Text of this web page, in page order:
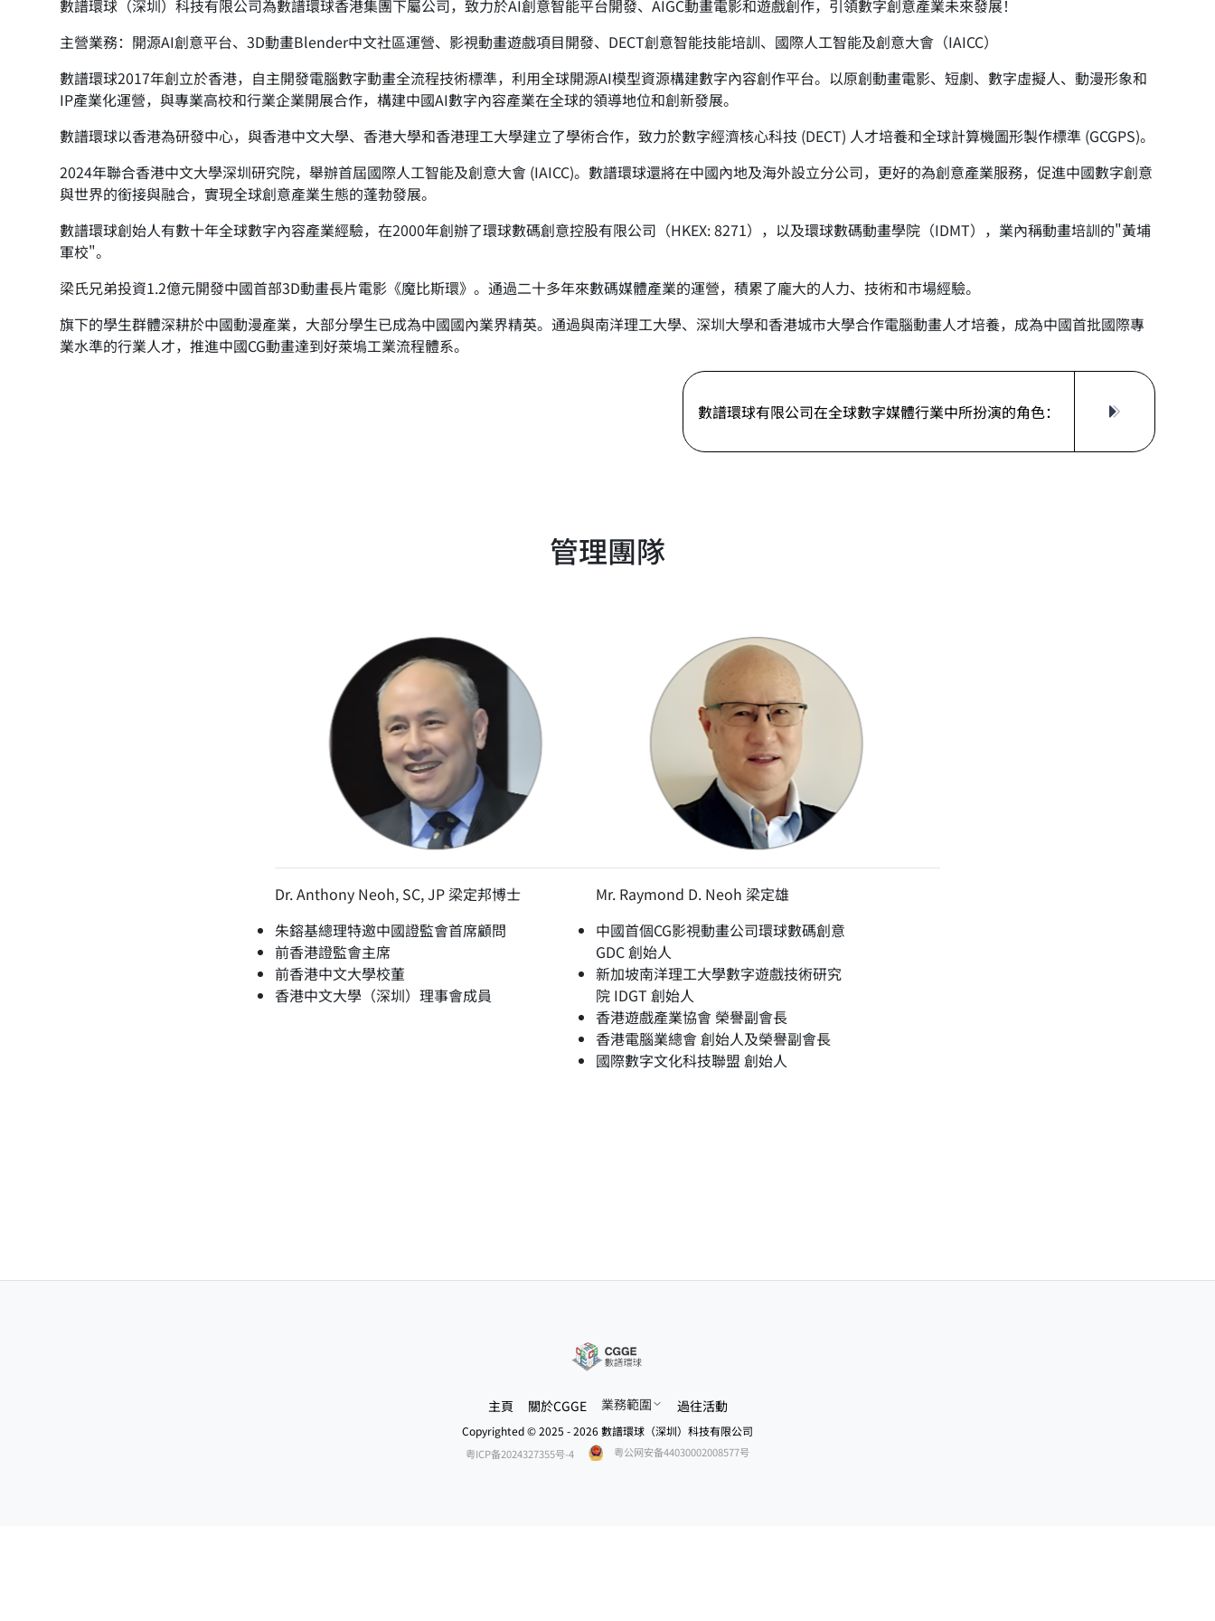
數譜環球（深圳）科技有限公司為數譜環球香港集團下屬公司，致力於AI創意智能平台開發、AIGC動畫電影和遊戲創作，引領數字創意產業未來發展！
主營業務：開源AI創意平台、3D動畫Blender中文社區運營、影視動畫遊戲項目開發、DECT創意智能技能培訓、國際人工智能及創意大會（IAICC）
數譜環球2017年創立於香港，自主開發電腦數字動畫全流程技術標準，利用全球開源AI模型資源構建數字內容創作平台。以原創動畫電影、短劇、數字虛擬人、動漫形象和
IP產業化運營，與專業高校和行業企業開展合作，構建中國AI數字內容產業在全球的領導地位和創新發展。
數譜環球以香港為研發中心，與香港中文大學、香港大學和香港理工大學建立了學術合作，致力於數字經濟核心科技 (DECT) 人才培養和全球計算機圖形製作標準 (GCGPS)。
2024年聯合香港中文大學深圳研究院，舉辦首屆國際人工智能及創意大會 (IAICC)。數譜環球還將在中國內地及海外設立分公司，更好的為創意產業服務，促進中國數字創意
與世界的銜接與融合，實現全球創意產業生態的蓬勃發展。
數譜環球創始人有數十年全球數字內容產業經驗，在2000年創辦了環球數碼創意控股有限公司（HKEX: 8271），以及環球數碼動畫學院（IDMT），業內稱動畫培訓的"黃埔
軍校"。
梁氏兄弟投資1.2億元開發中國首部3D動畫長片電影《魔比斯環》。通過二十多年來數碼媒體產業的運營，積累了龐大的人力、技術和市場經驗。
旗下的學生群體深耕於中國動漫產業，大部分學生已成為中國國內業界精英。通過與南洋理工大學、深圳大學和香港城市大學合作電腦動畫人才培養，成為中國首批國際專
業水準的行業人才，推進中國CG動畫達到好萊塢工業流程體系。
數譜環球有限公司在全球數字媒體行業中所扮演的角色：
管理團隊
Dr. Anthony Neoh, SC, JP 梁定邦博士
朱鎔基總理特邀中國證監會首席顧問
前香港證監會主席
前香港中文大學校董
香港中文大學（深圳）理事會成員
Mr. Raymond D. Neoh 梁定雄
中國首個CG影視動畫公司環球數碼創意
GDC 創始人
新加坡南洋理工大學數字遊戲技術研究
院 IDGT 創始人
香港遊戲產業協會 榮譽副會長
香港電腦業總會 創始人及榮譽副會長
國際數字文化科技聯盟 創始人
主頁 關於CGGE 業務範圍 過往活動
Copyrighted © 2025 - 2026 數譜環球（深圳）科技有限公司
粤ICP备2024327355号-4 粤公网安备44030002008577号